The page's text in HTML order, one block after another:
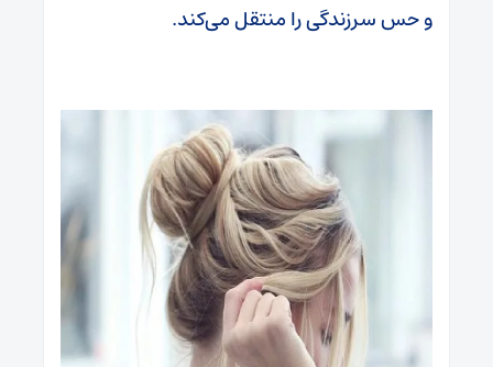
و حس سرزندگی را منتقل می‌کند.